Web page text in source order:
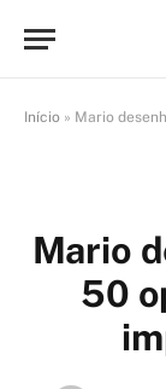
Início » Mario
Mario
50